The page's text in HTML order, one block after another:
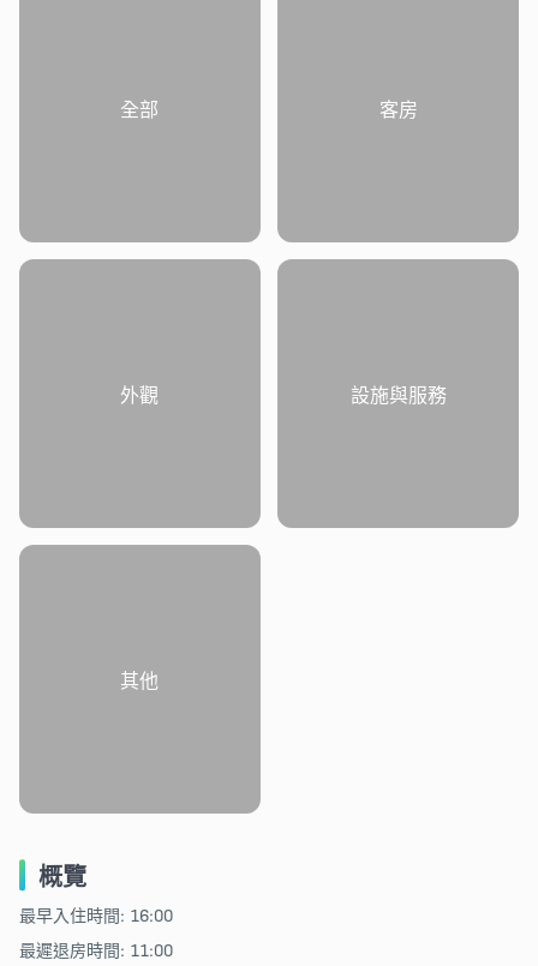
全部 客房
外觀 設施與服務
其他
概覽
最早入住時間: 16:00
最遲退房時間: 11:00